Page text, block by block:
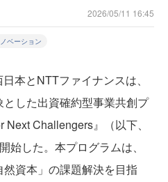
2026/05/11 16:45
ベーション
本とNTTファイナンスは、
した出資確約型事業共創プ
Challengers』（以下、
始した。本プログラムは、
資本」の課題解決を目指